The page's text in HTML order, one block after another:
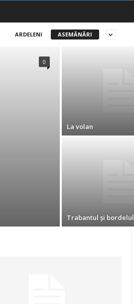
ARDELENI ASEMĂNĂRI
0
La volan
Trabantul și bordelul